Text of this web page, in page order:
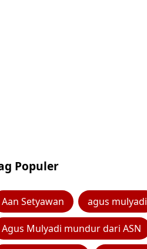
Populer
Aan Setyawan agus mulyadi
Agus Mulyadi mundur dari ASN